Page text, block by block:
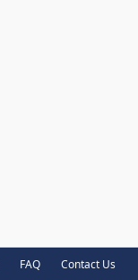
FAQ Contact Us